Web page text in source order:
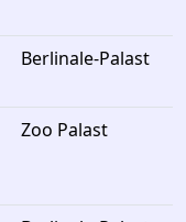
Berlinale-Palast
Zoo Palast